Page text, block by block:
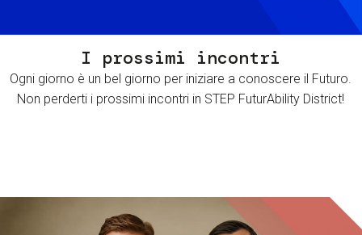
I prossimi incontri
Ogni giorno è un bel giorno per iniziare a conoscere il Futuro.
Non perderti i prossimi incontri in STEP FuturAbility District!